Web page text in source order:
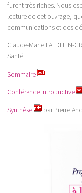
furent très riches. Nous
lecture de cet ouvrage,
communications et des
Claude-Marie LAEDLEIN-
Santé
Sommaire
Conférence introductive
Synthèse par Pierre